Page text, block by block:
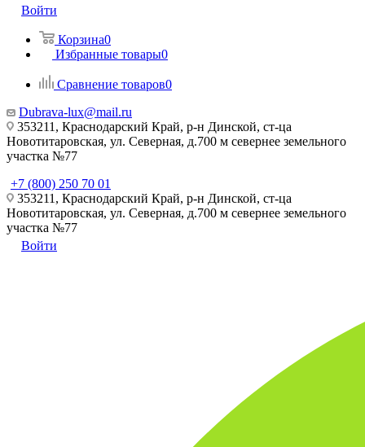
Войти
Корзина0
Избранные товары0
Сравнение товаров0
Dubrava-lux@mail.ru
353211, Краснодарский Край, р-н Динской, ст-ца
Новотитаровская, ул. Северная, д.700 м севернее земельного
участка №77
+7 (800) 250 70 01
353211, Краснодарский Край, р-н Динской, ст-ца
Новотитаровская, ул. Северная, д.700 м севернее земельного
участка №77
Войти